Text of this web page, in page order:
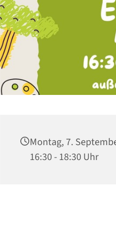
Montag, 7.
16:30 - 18:30 Uhr